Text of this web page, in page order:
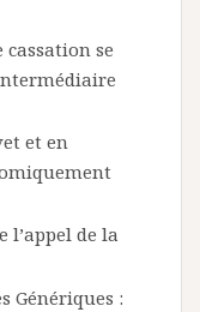
se
et en
de la
Génériques :